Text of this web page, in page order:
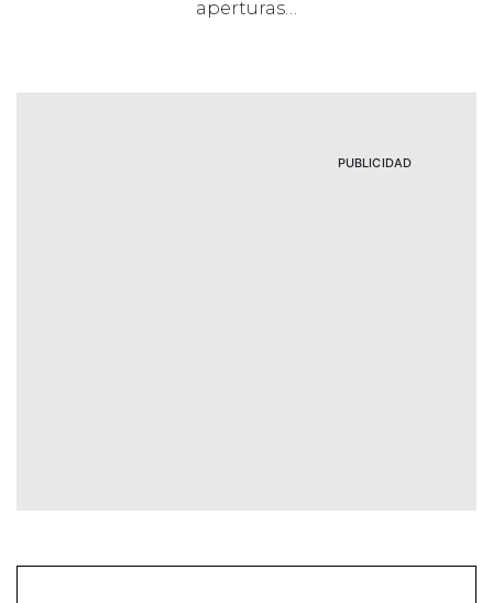
aperturas…
PUBLICIDAD